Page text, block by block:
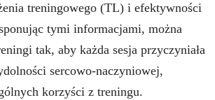
treningowego (TL) i efektywności
tymi informacjami, można
tak, aby każda sesja przyczyniała
sercowo-naczyniowej,
korzyści z treningu.